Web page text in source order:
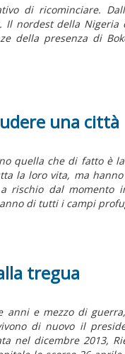
di ricominciare.
Il nordest della
della presenza di
una città
quella che di fatto è
la loro vita, ma
rischio dal momento
di tutti i campi
tregua
anni e mezzo di
di nuovo il
nel dicembre 2013,